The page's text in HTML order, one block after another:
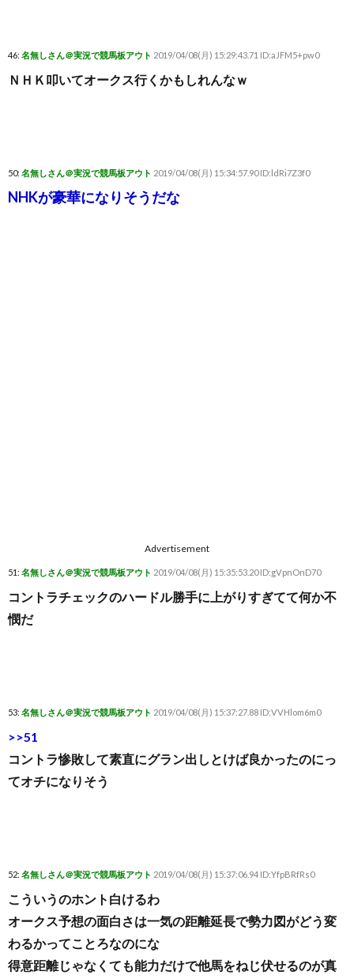
46: 名無しさん＠実況で競馬板アウト 2019/04/08(月) 15:29:43.71 ID:aJFM5+pw0
ＮＨＫ叩いてオークス行くかもしれんなｗ
50: 名無しさん＠実況で競馬板アウト 2019/04/08(月) 15:34:57.90 ID:ldRi7Z3f0
NHKが豪華になりそうだな
Advertisement
51: 名無しさん＠実況で競馬板アウト 2019/04/08(月) 15:35:53.20 ID:gVpnOnD70
コントラチェックのハードル勝手に上がりすぎてて何か不
憫だ
53: 名無しさん＠実況で競馬板アウト 2019/04/08(月) 15:37:27.88 ID:VVHlom6m0
>>51
コントラ惨敗して素直にグラン出しとけば良かったのにっ
てオチになりそう
52: 名無しさん＠実況で競馬板アウト 2019/04/08(月) 15:37:06.94 ID:YfpBRfRs0
こういうのホント白けるわ
オークス予想の面白さは一気の距離延長で勢力図がどう変
わるかってことろなのにな
得意距離じゃなくても能力だけで他馬をねじ伏せるのが真